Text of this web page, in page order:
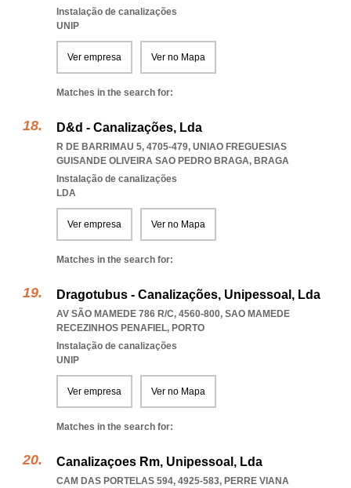
Instalação de canalizações
UNIP
Ver empresa Ver no Mapa
Matches in the search for:
D&d - Canalizações, Lda
R DE BARRIMAU 5, 4705-479, UNIAO FREGUESIAS
GUISANDE OLIVEIRA SAO PEDRO BRAGA, BRAGA
Instalação de canalizações
LDA
Ver empresa Ver no Mapa
Matches in the search for:
Dragotubus - Canalizações, Unipessoal, Lda
AV SÃO MAMEDE 786 R/C, 4560-800, SAO MAMEDE
RECEZINHOS PENAFIEL, PORTO
Instalação de canalizações
UNIP
Ver empresa Ver no Mapa
Matches in the search for:
Canalizaçoes Rm, Unipessoal, Lda
CAM DAS PORTELAS 594, 4925-583, PERRE VIANA